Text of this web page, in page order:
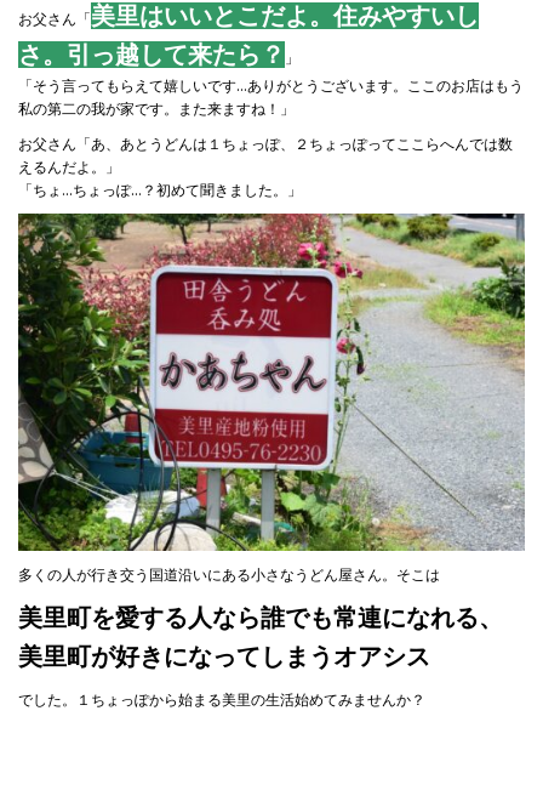
お父さん「美里はいいとこだよ。住みやすいし
さ。引っ越して来たら？ 」
「そう言ってもらえて嬉しいです…ありがとうございます。ここのお店はもう
私の第二の我が家です。また来ますね！」
お父さん「あ、あとうどんは１ちょっぽ、２ちょっぽってここらへんでは数
えるんだよ。」
「ちょ…ちょっぽ…？初めて聞きました。」
多くの人が行き交う国道沿いにある小さなうどん屋さん。そこは
美里町を愛する人なら誰でも常連になれる、
美里町が好きになってしまうオアシス
でした。１ちょっぽから始まる美里の生活始めてみませんか？